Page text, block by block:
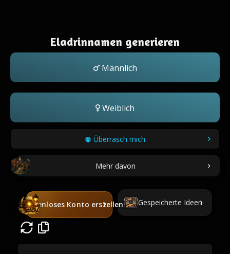
Eladrinnamen generieren
Männlich
Weiblich
Überrasch mich
Mehr davon
Kostenloses Konto erstellen Gespeicherte Ideen